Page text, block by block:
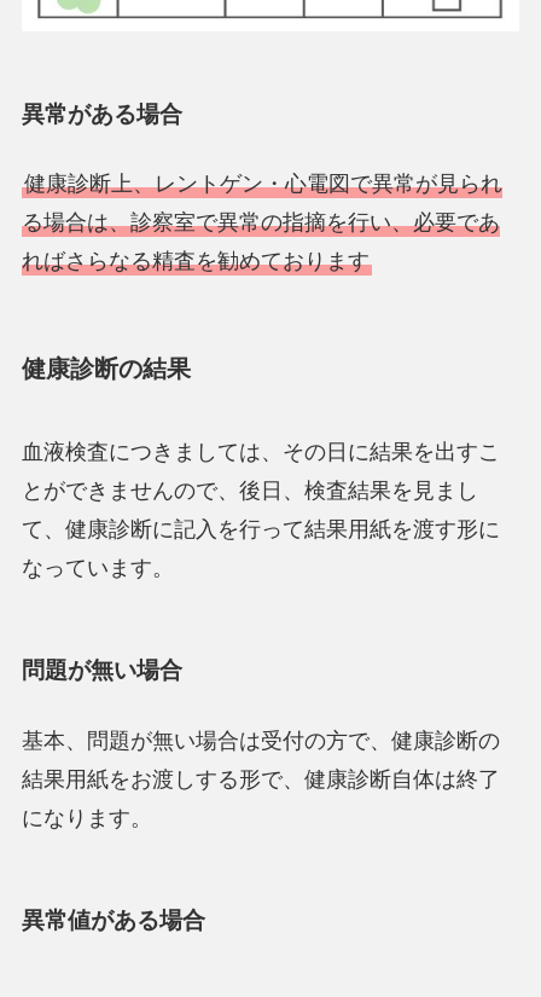
異常がある場合
健康診断上、レントゲン・心電図で異常が見られ
る場合は、診察室で異常の指摘を行い、必要であ
ればさらなる精査を勧めております
健康診断の結果
血液検査につきましては、その日に結果を出すこ
とができませんので、後日、検査結果を見まし
て、健康診断に記入を行って結果用紙を渡す形に
なっています。
問題が無い場合
基本、問題が無い場合は受付の方で、健康診断の
結果用紙をお渡しする形で、健康診断自体は終了
になります。
異常値がある場合